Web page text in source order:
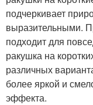
подчеркивает
выразительными.
подходит для
ракушка на
различных
более яркой и
эффекта.